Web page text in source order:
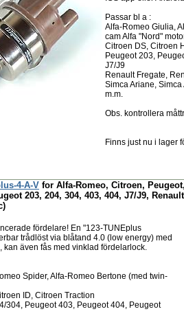
Passar bl a :
Alfa-Romeo Giulia,
cam Alfa "Nord"
Citroen DS, Citroen
Peugeot 203,
J7/J9
Renault Fregate,
Simca Ariane,
m.m.
Obs. kontrollera
Finns just nu i lager
4-A-V for Alfa-Romeo, Citroen,
203, 204, 304, 403, 404, J7/J9,
fördelare! En "123-TUNEplus
trådlöst via blåtand 4.0 (low energy) med
kan även fås med vinklad fördelarlock.
Spider, Alfa-Romeo Bertone (med twin-
ID, Citroen Traction
304, Peugeot 403, Peugeot 404, Peugeot